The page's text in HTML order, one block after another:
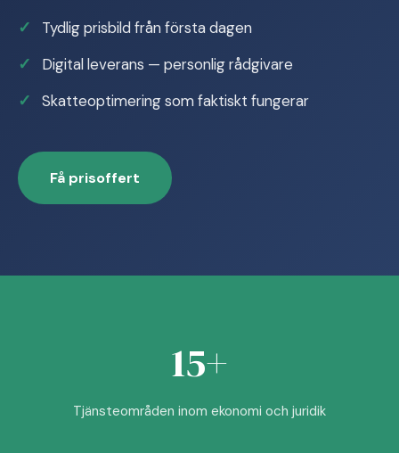
Tydlig prisbild från första dagen
Digital leverans — personlig rådgivare
Skatteoptimering som faktiskt fungerar
Få prisoffert
15+
Tjänsteområden inom ekonomi och juridik